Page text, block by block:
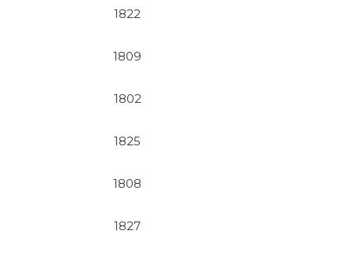
1822
1809
1802
1825
1808
1827